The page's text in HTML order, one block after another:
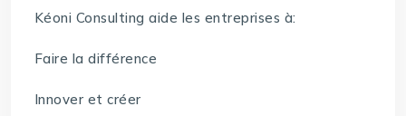
Kéoni Consulting aide les entreprises à:
Faire la différence
Innover et créer